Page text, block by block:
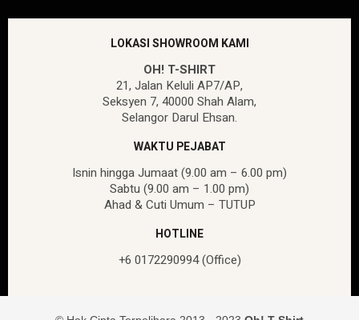
LOKASI SHOWROOM KAMI
OH! T-SHIRT
21, Jalan Keluli AP7/AP,
Seksyen 7, 40000 Shah Alam,
Selangor Darul Ehsan.
WAKTU PEJABAT
Isnin hingga Jumaat (9.00 am – 6.00 pm)
Sabtu (9.00 am – 1.00 pm)
Ahad & Cuti Umum – TUTUP
HOTLINE
+6 0172290994 (Office)